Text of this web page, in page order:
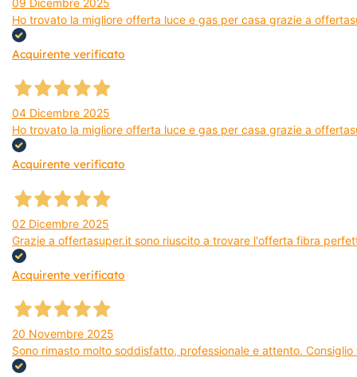
09 Dicembre 2025
Ho trovato la migliore offerta luce e gas per casa grazie a
Acquirente verificato
04 Dicembre 2025
Ho trovato la migliore offerta luce e gas per casa grazie a
Acquirente verificato
02 Dicembre 2025
Grazie a offertasuper.it sono riuscito a trovare l'offerta fibra
Acquirente verificato
20 Novembre 2025
Sono rimasto molto soddisfatto, professionale e attento.